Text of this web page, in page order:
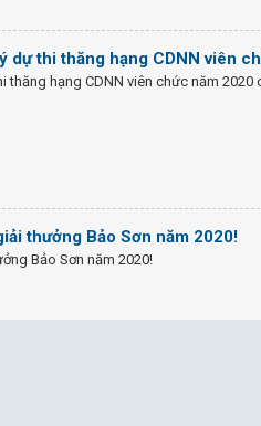
dự thi thăng hạng CDNN viên
hạng CDNN viên chức năm 2020
thưởng Bảo Sơn năm 2020!
Bảo Sơn năm 2020!